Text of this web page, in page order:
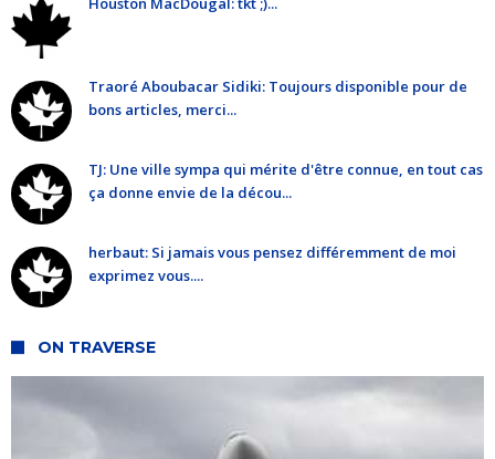
Traoré Aboubacar Sidiki: Toujours disponible pour de
bons articles, merci...
TJ: Une ville sympa qui mérite d'être connue, en tout cas
ça donne envie de la décou...
herbaut: Si jamais vous pensez différemment de moi
exprimez vous....
ON TRAVERSE